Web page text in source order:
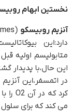
نخستین ابهام
آنزیم روبیسکو
دارد:این
متابولیسم اولیه
این حال،با پدیدار
در اتمسفر،این
می کند که برای